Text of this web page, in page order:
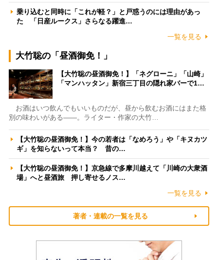
乗り込むと同時に「これが軽？」と戸惑うのには理由があっ
た 「日産ルークス」さらなる躍進…
一覧を見る
大竹聡の「昼酒御免！」
【大竹聡の昼酒御免！】「ネグローニ」「山崎」
「マンハッタン」新宿三丁目の隠れ家バーで1…
お酒はいつ飲んでもいいものだが、昼から飲むお酒にはまた格
別の味わいがある――。ライター・作家の大竹…
【大竹聡の昼酒御免！】今の若者は「なめろう」や「キヌカツ
ギ」を知らないって本当？ 昔の…
【大竹聡の昼酒御免！】京急線で多摩川越えて「川崎の大衆酒
場」へと昼酒旅 押し寄せるノス…
一覧を見る
著者・連載の一覧を見る